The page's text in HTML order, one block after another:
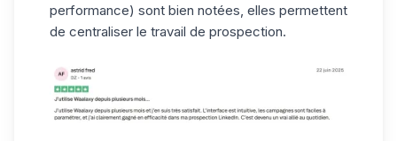
performance) sont bien notées, elles permettent
de centraliser le travail de prospection.